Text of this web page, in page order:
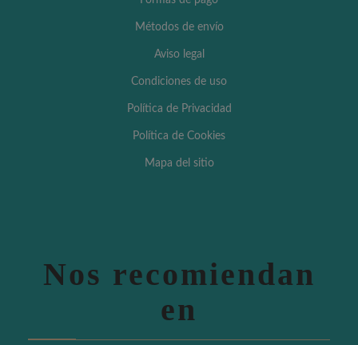
Métodos de envío
Aviso legal
Condiciones de uso
Política de Privacidad
Política de Cookies
Mapa del sitio
Nos recomiendan
en